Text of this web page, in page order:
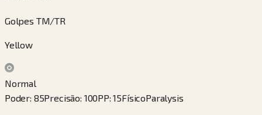
Golpes TM/TR
Yellow
Normal
Poder: 85Precisão: 100PP:15FísicoParalysis